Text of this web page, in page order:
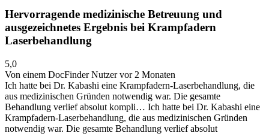
Hervorragende medizinische Betreuung und
ausgezeichnetes Ergebnis bei Krampfadern
Laserbehandlung
5,0
Von einem DocFinder Nutzervor 2 Monaten
Ich hatte bei Dr. Kabashi eine Krampfadern-Laserbehandlung, die
aus medizinischen Gründen notwendig war. Die gesamte
Behandlung verlief absolut kompli… Ich hatte bei Dr. Kabashi eine
Krampfadern-Laserbehandlung, die aus medizinischen Gründen
notwendig war. Die gesamte Behandlung verlief absolut